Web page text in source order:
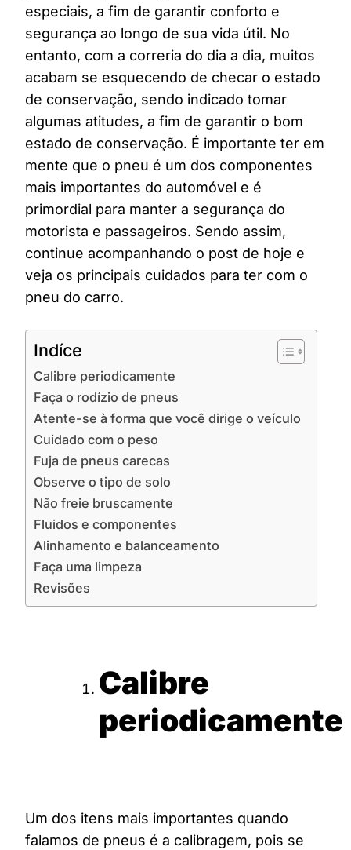
especiais, a fim de garantir conforto e
segurança ao longo de sua vida útil. No
entanto, com a correria do dia a dia, muitos
acabam se esquecendo de checar o estado
de conservação, sendo indicado tomar
algumas atitudes, a fim de garantir o bom
estado de conservação. É importante ter em
mente que o pneu é um dos componentes
mais importantes do automóvel e é
primordial para manter a segurança do
motorista e passageiros. Sendo assim,
continue acompanhando o post de hoje e
veja os principais cuidados para ter com o
pneu do carro.
Indíce
Calibre periodicamente
Faça o rodízio de pneus
Atente-se à forma que você dirige o veículo
Cuidado com o peso
Fuja de pneus carecas
Observe o tipo de solo
Não freie bruscamente
Fluidos e componentes
Alinhamento e balanceamento
Faça uma limpeza
Revisões
Calibre
periodicamente
Um dos itens mais importantes quando
falamos de pneus é a calibragem, pois se